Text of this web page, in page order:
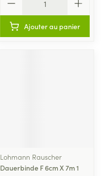
Ajouter au panier
Lohmann Rauscher
Dauerbinde F 6cm X 7m 1